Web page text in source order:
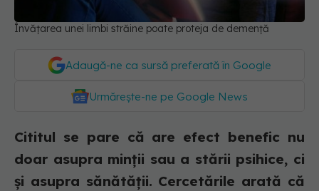
Învățarea unei limbi străine poate proteja de demență
Adaugă-ne ca sursă preferată în Google
Urmărește-ne pe Google News
Cititul se pare că are efect benefic nu
doar asupra minții sau a stării psihice, ci
și asupra sănătății. Cercetările arată că